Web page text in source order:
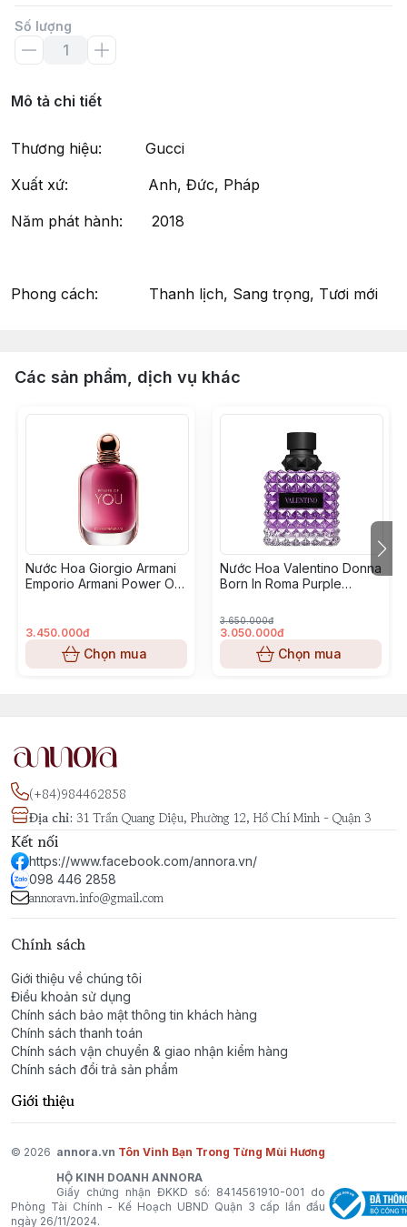
Số lượng
Mô tả chi tiết
Thương hiệu: Gucci
Xuất xứ: Anh, Đức, Pháp
Năm phát hành: 2018
Phong cách: Thanh lịch, Sang trọng, Tươi mới
Các sản phẩm, dịch vụ khác
Nước Hoa Giorgio Armani
Emporio Armani Power Of
3.450.000đ
Chọn mua
Nước Hoa Valentino Donna
Born In Roma Purple
3.650.000đ
3.050.000đ
Chọn mua
(+84)984462858
Địa chỉ: 31 Trần Quang Diệu, Phường 12, Hồ Chí Minh - Quận 3
Kết nối
https://www.facebook.com/annora.vn/
098 446 2858
annoravn.info@gmail.com
Chính sách
Giới thiệu về chúng tôi
Điều khoản sử dụng
Chính sách bảo mật thông tin khách hàng
Chính sách thanh toán
Chính sách vận chuyển & giao nhận kiểm hàng
Chính sách đổi trả sản phẩm
Giới thiệu
© 2026 annora.vn Tôn Vinh Bạn Trong Từng Mùi Hương
HỘ KINH DOANH ANNORA
Giấy chứng nhận ĐKKD số: 8414561910-001 do
Phòng Tài Chính - Kế Hoạch UBND Quận 3 cấp lần đầu
ngày 26/11/2024.